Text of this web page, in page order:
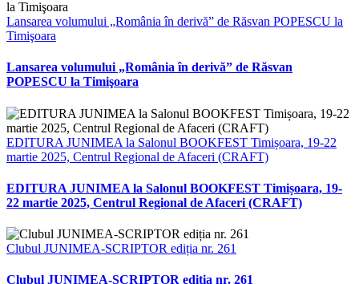
Lansarea volumului „România în derivă” de Răsvan POPESCU la
Timişoara
Lansarea volumului „România în derivă” de Răsvan
POPESCU la Timişoara
EDITURA JUNIMEA la Salonul BOOKFEST Timișoara, 19-22
martie 2025, Centrul Regional de Afaceri (CRAFT)
EDITURA JUNIMEA la Salonul BOOKFEST Timișoara, 19-
22 martie 2025, Centrul Regional de Afaceri (CRAFT)
Clubul JUNIMEA-SCRIPTOR ediția nr. 261
Clubul JUNIMEA-SCRIPTOR ediția nr. 261